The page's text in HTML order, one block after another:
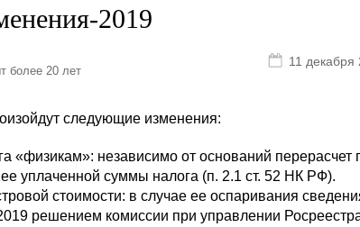
2019
более 20 лет
11 декабря
следующие изменения:
«физикам»: независимо от оснований перерасчет
уплаченной суммы налога (п. 2.1 ст. 52 НК РФ).
стоимости: в случае ее оспаривания
решением комиссии при управлении